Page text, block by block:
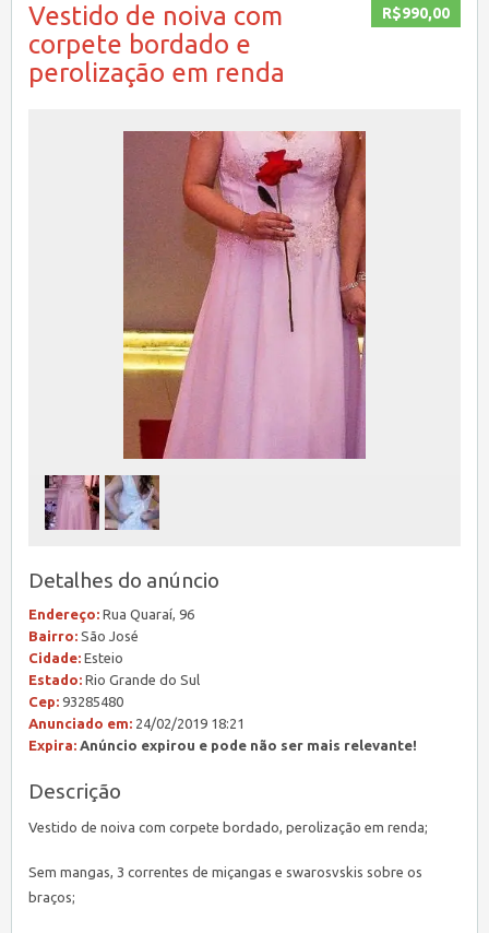
R$990,00
Vestido de noiva com
corpete bordado e
perolização em renda
Detalhes do anúncio
Endereço: Rua Quaraí, 96
Bairro: São José
Cidade: Esteio
Estado: Rio Grande do Sul
Cep: 93285480
Anunciado em: 24/02/2019 18:21
Expira: Anúncio expirou e pode não ser mais relevante!
Descrição
Vestido de noiva com corpete bordado, perolização em renda;
Sem mangas, 3 correntes de miçangas e swarosvskis sobre os
braços;